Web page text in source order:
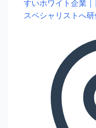
すいホワイト企業
スペシャリストへ